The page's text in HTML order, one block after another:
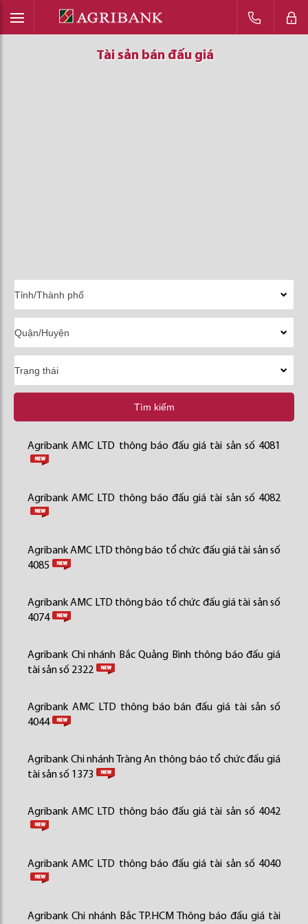
Tài sản bán đấu giá
Tài sản bán đấu giá
Tài sản bán đấu giá
Tìm kiếm
Agribank AMC LTD thông báo đấu giá tài sản số 4081
Agribank AMC LTD thông báo đấu giá tài sản số 4082
Agribank AMC LTD thông báo tổ chức đấu giá tài sản số
4085
Agribank AMC LTD thông báo tổ chức đấu giá tài sản số
4074
Agribank Chi nhánh Bắc Quảng Bình thông báo đấu giá
tài sản số 2322
Agribank AMC LTD thông báo bán đấu giá tài sản số
4044
Agribank Chi nhánh Tràng An thông báo tổ chức đấu giá
tài sản số 1373
Agribank AMC LTD thông báo đấu giá tài sản số 4042
Agribank AMC LTD thông báo đấu giá tài sản số 4040
Agribank Chi nhánh Bắc TP.HCM Thông báo đấu giá tài